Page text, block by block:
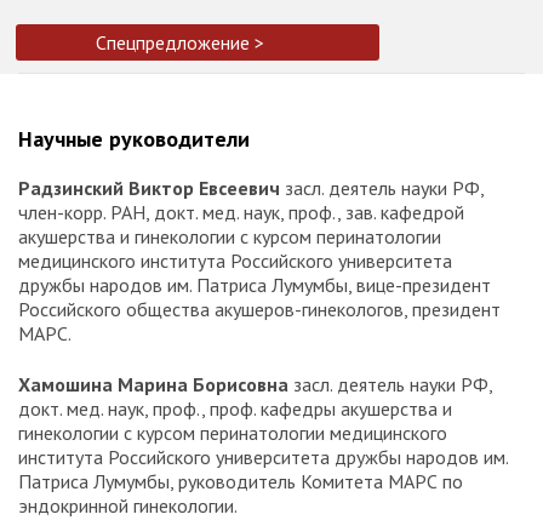
Спецпредложение >
Научные руководители
Радзинский Виктор Евсеевич засл. деятель науки РФ,
член-корр. РАН, докт. мед. наук, проф., зав. кафедрой
акушерства и гинекологии с курсом перинатологии
медицинского института Российского университета
дружбы народов им. Патриса Лумумбы, вице-президент
Российского общества акушеров-гинекологов, президент
МАРС.
Хамошина Марина Борисовна засл. деятель науки РФ,
докт. мед. наук, проф., проф. кафедры акушерства и
гинекологии с курсом перинатологии медицинского
института Российского университета дружбы народов им.
Патриса Лумумбы, руководитель Комитета МАРС по
эндокринной гинекологии.